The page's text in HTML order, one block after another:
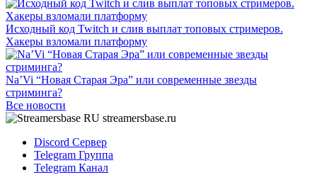
Исходный код Twitch и слив выплат топовых стримеров.
Хакеры взломали платформу
Na’Vi “Новая Старая Эра” или современные звезды
стриминга?
Все новости
streamersbase.ru
Discord Сервер
Telegram Группа
Telegram Канал